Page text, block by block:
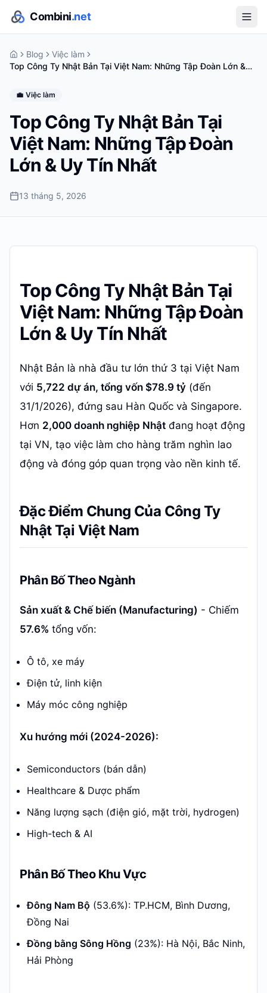
Combini.net
Blog
Việc làm
Top Công Ty Nhật Bản Tại Việt Nam: Những Tập Đoàn Lớn &
💼 Việc làm
Top Công Ty Nhật Bản Tại
Việt Nam: Những Tập Đoàn
Lớn & Uy Tín Nhất
13 tháng 5, 2026
Top Công Ty Nhật Bản Tại
Việt Nam: Những Tập Đoàn
Lớn & Uy Tín Nhất
Nhật Bản là nhà đầu tư lớn thứ 3 tại Việt Nam
với 5,722 dự án, tổng vốn $78.9 tỷ (đến
31/1/2026), đứng sau Hàn Quốc và Singapore.
Hơn 2,000 doanh nghiệp Nhật đang hoạt động
tại VN, tạo việc làm cho hàng trăm nghìn lao
động và đóng góp quan trọng vào nền kinh tế.
Đặc Điểm Chung Của Công Ty
Nhật Tại Việt Nam
Phân Bố Theo Ngành
Sản xuất & Chế biến (Manufacturing) - Chiếm
57.6% tổng vốn:
Ô tô, xe máy
Điện tử, linh kiện
Máy móc công nghiệp
Xu hướng mới (2024-2026):
Semiconductors (bán dẫn)
Healthcare & Dược phẩm
Năng lượng sạch (điện gió, mặt trời, hydrogen)
High-tech & AI
Phân Bố Theo Khu Vực
Đông Nam Bộ (53.6%): TP.HCM, Bình Dương,
Đồng Nai
Đồng bằng Sông Hồng (23%): Hà Nội, Bắc Ninh,
Hải Phòng